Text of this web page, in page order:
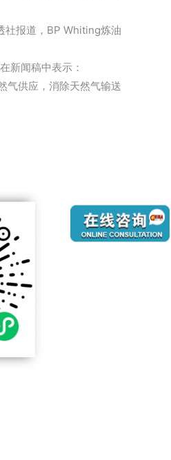
社报道，BP Whiting炼油
新闻稿中表示：
气供应，消除天然气输送